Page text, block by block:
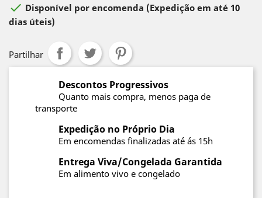
 Disponível por encomenda (Expedição em até 10
dias úteis)
Partilhar
Descontos Progressivos
Quanto mais compra, menos paga de
transporte
Expedição no Próprio Dia
Em encomendas finalizadas até ás 15h
Entrega Viva/Congelada Garantida
Em alimento vivo e congelado